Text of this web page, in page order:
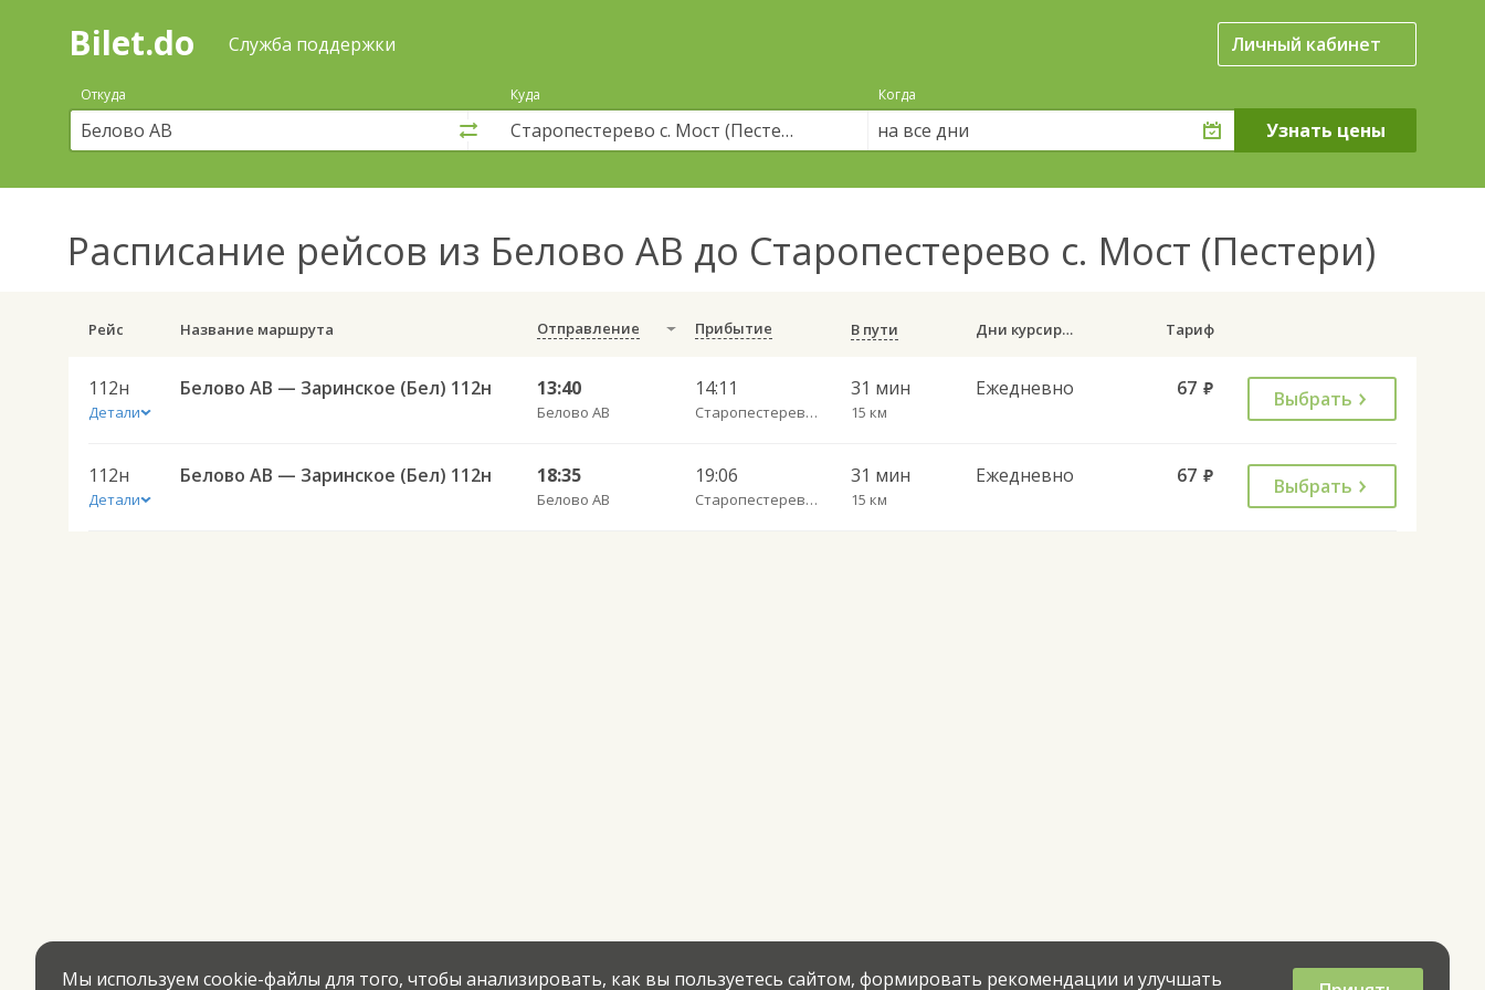
Поиск
покупка
билетов
автобус
онлайн
Bilet.do Служба поддержки Личный кабинет
Откуда Куда Когда
на все дни
Расписание рейсов из Белово АВ до Старопестерево с. Мост (Пестери)
Рейс Название маршрута Отправление Прибытие В пути Дни курсирования Тариф
112н
Детали
Белово АВ — Заринское (Бел) 112н 13:40
Белово АВ
14:11
Старопестерево с. Мост (Пестери)
31 мин
15 км
Ежедневно 67 руб. Выбрать
112н
Детали
Белово АВ — Заринское (Бел) 112н 18:35
Белово АВ
19:06
Старопестерево с. Мост (Пестери)
31 мин
15 км
Ежедневно 67 руб. Выбрать
Мы используем cookie-файлы для того, чтобы анализировать, как вы пользуетесь сайтом, формировать рекомендации и улучшать